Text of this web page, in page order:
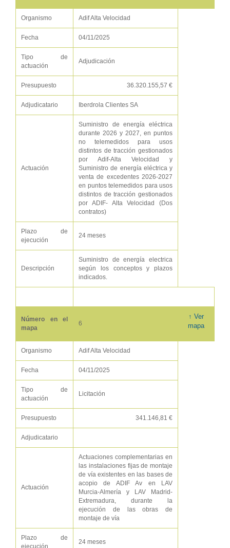
Organismo Adif Alta Velocidad
Fecha 04/11/2025
Tipo de
actuación
Adjudicación
Presupuesto 36.320.155,57 €
Adjudicatario Iberdrola Clientes SA
Actuación
Suministro de energía eléctrica
durante 2026 y 2027, en puntos
no telemedidos para usos
distintos de tracción gestionados
por Adif-Alta Velocidad y
Suministro de energía eléctrica y
venta de excedentes 2026-2027
en puntos telemedidos para usos
distintos de tracción gestionados
por ADIF- Alta Velocidad (Dos
contratos)
Plazo de
ejecución
24 meses
Descripción
Suministro de energía electrica
según los conceptos y plazos
indicados.
Número en el
mapa
6
↑ Ver
mapa
Organismo Adif Alta Velocidad
Fecha 04/11/2025
Tipo de
actuación
Licitación
Presupuesto 341.146,81 €
Adjudicatario
Actuación
Actuaciones complementarias en
las instalaciones fijas de montaje
de vía existentes en las bases de
acopio de ADIF Av en LAV
Murcia-Almería y LAV Madrid-
Extremadura, durante la
ejecución de las obras de
montaje de vía
Plazo de
24 meses